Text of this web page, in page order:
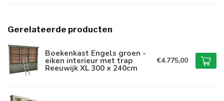
Gerelateerde producten
Boekenkast Engels groen -
eiken interieur met trap
Reeuwijk XL 300 x 240cm
€4.775,00